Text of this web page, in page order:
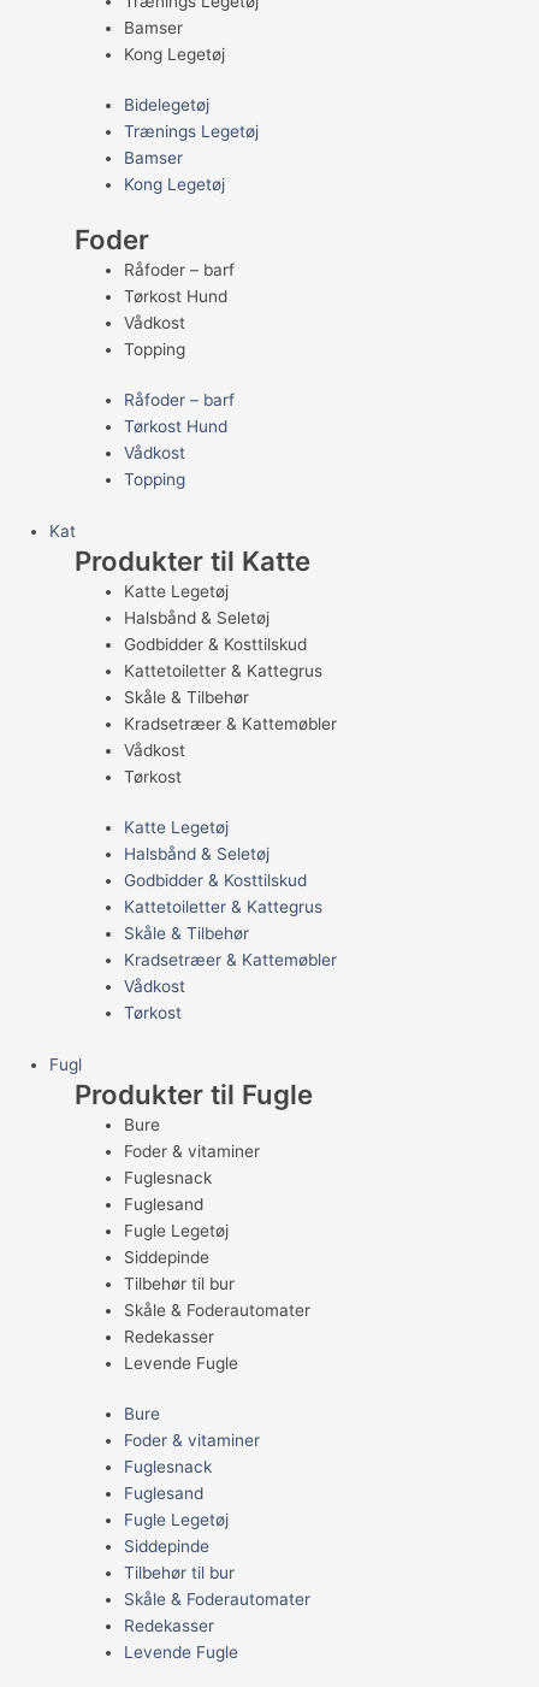
Bamser
Kong Legetøj
Bidelegetøj
Trænings Legetøj
Bamser
Kong Legetøj
Foder
Råfoder – barf
Tørkost Hund
Vådkost
Topping
Råfoder – barf
Tørkost Hund
Vådkost
Topping
Kat
Produkter til Katte
Katte Legetøj
Halsbånd & Seletøj
Godbidder & Kosttilskud
Kattetoiletter & Kattegrus
Skåle & Tilbehør
Kradsetræer & Kattemøbler
Vådkost
Tørkost
Katte Legetøj
Halsbånd & Seletøj
Godbidder & Kosttilskud
Kattetoiletter & Kattegrus
Skåle & Tilbehør
Kradsetræer & Kattemøbler
Vådkost
Tørkost
Fugl
Produkter til Fugle
Bure
Foder & vitaminer
Fuglesnack
Fuglesand
Fugle Legetøj
Siddepinde
Tilbehør til bur
Skåle & Foderautomater
Redekasser
Levende Fugle
Bure
Foder & vitaminer
Fuglesnack
Fuglesand
Fugle Legetøj
Siddepinde
Tilbehør til bur
Skåle & Foderautomater
Redekasser
Levende Fugle